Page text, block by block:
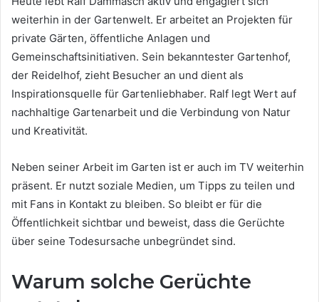
weiterhin in der Gartenwelt. Er arbeitet an Projekten für
private Gärten, öffentliche Anlagen und
Gemeinschaftsinitiativen. Sein bekanntester Gartenhof,
der Reidelhof, zieht Besucher an und dient als
Inspirationsquelle für Gartenliebhaber. Ralf legt Wert auf
nachhaltige Gartenarbeit und die Verbindung von Natur
und Kreativität.
Neben seiner Arbeit im Garten ist er auch im TV weiterhin
präsent. Er nutzt soziale Medien, um Tipps zu teilen und
mit Fans in Kontakt zu bleiben. So bleibt er für die
Öffentlichkeit sichtbar und beweist, dass die Gerüchte
über seine Todesursache unbegründet sind.
Warum solche Gerüchte